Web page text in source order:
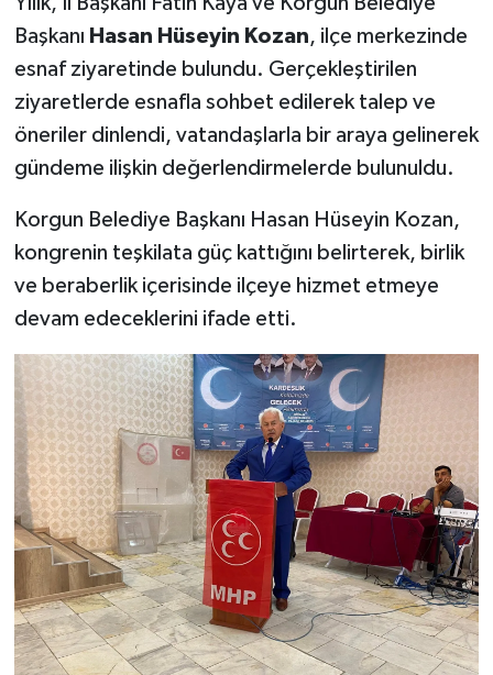
Başkanı Hasan Hüseyin Kozan, ilçe merkezinde
esnaf ziyaretinde bulundu. Gerçekleştirilen
ziyaretlerde esnafla sohbet edilerek talep ve
öneriler dinlendi, vatandaşlarla bir araya gelinerek
gündeme ilişkin değerlendirmelerde bulunuldu.
Korgun Belediye Başkanı Hasan Hüseyin Kozan,
kongrenin teşkilata güç kattığını belirterek, birlik
ve beraberlik içerisinde ilçeye hizmet etmeye
devam edeceklerini ifade etti.